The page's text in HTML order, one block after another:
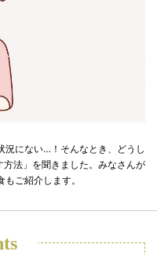
況にない…！そんなとき、どうし
法」を聞きました。みなさんが
ご紹介します。